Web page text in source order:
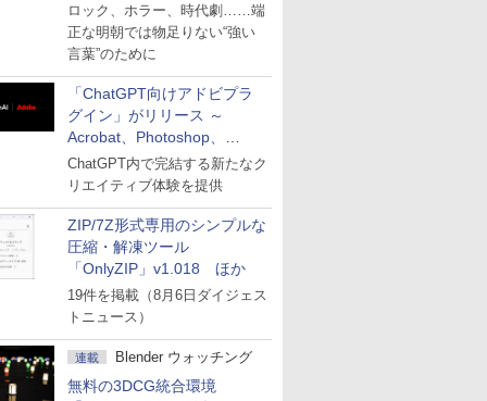
ロック、ホラー、時代劇……端
正な明朝では物足りない“強い
言葉”のために
「ChatGPT向けアドビプラ
グイン」がリリース ～
Acrobat、Photoshop、
Premiereなどの機能を1つの
プラグインに統合
ChatGPT内で完結する新たなク
リエイティブ体験を提供
ZIP/7Z形式専用のシンプルな
圧縮・解凍ツール
「OnlyZIP」v1.018 ほか
19件を掲載（8月6日ダイジェス
トニュース）
連載 Blender ウォッチング
無料の3DCG統合環境